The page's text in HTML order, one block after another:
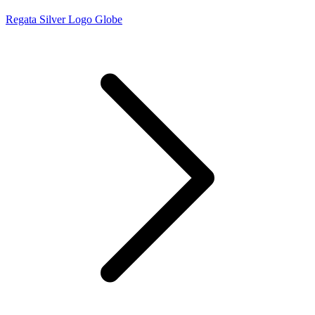
Regata Silver Logo Globe